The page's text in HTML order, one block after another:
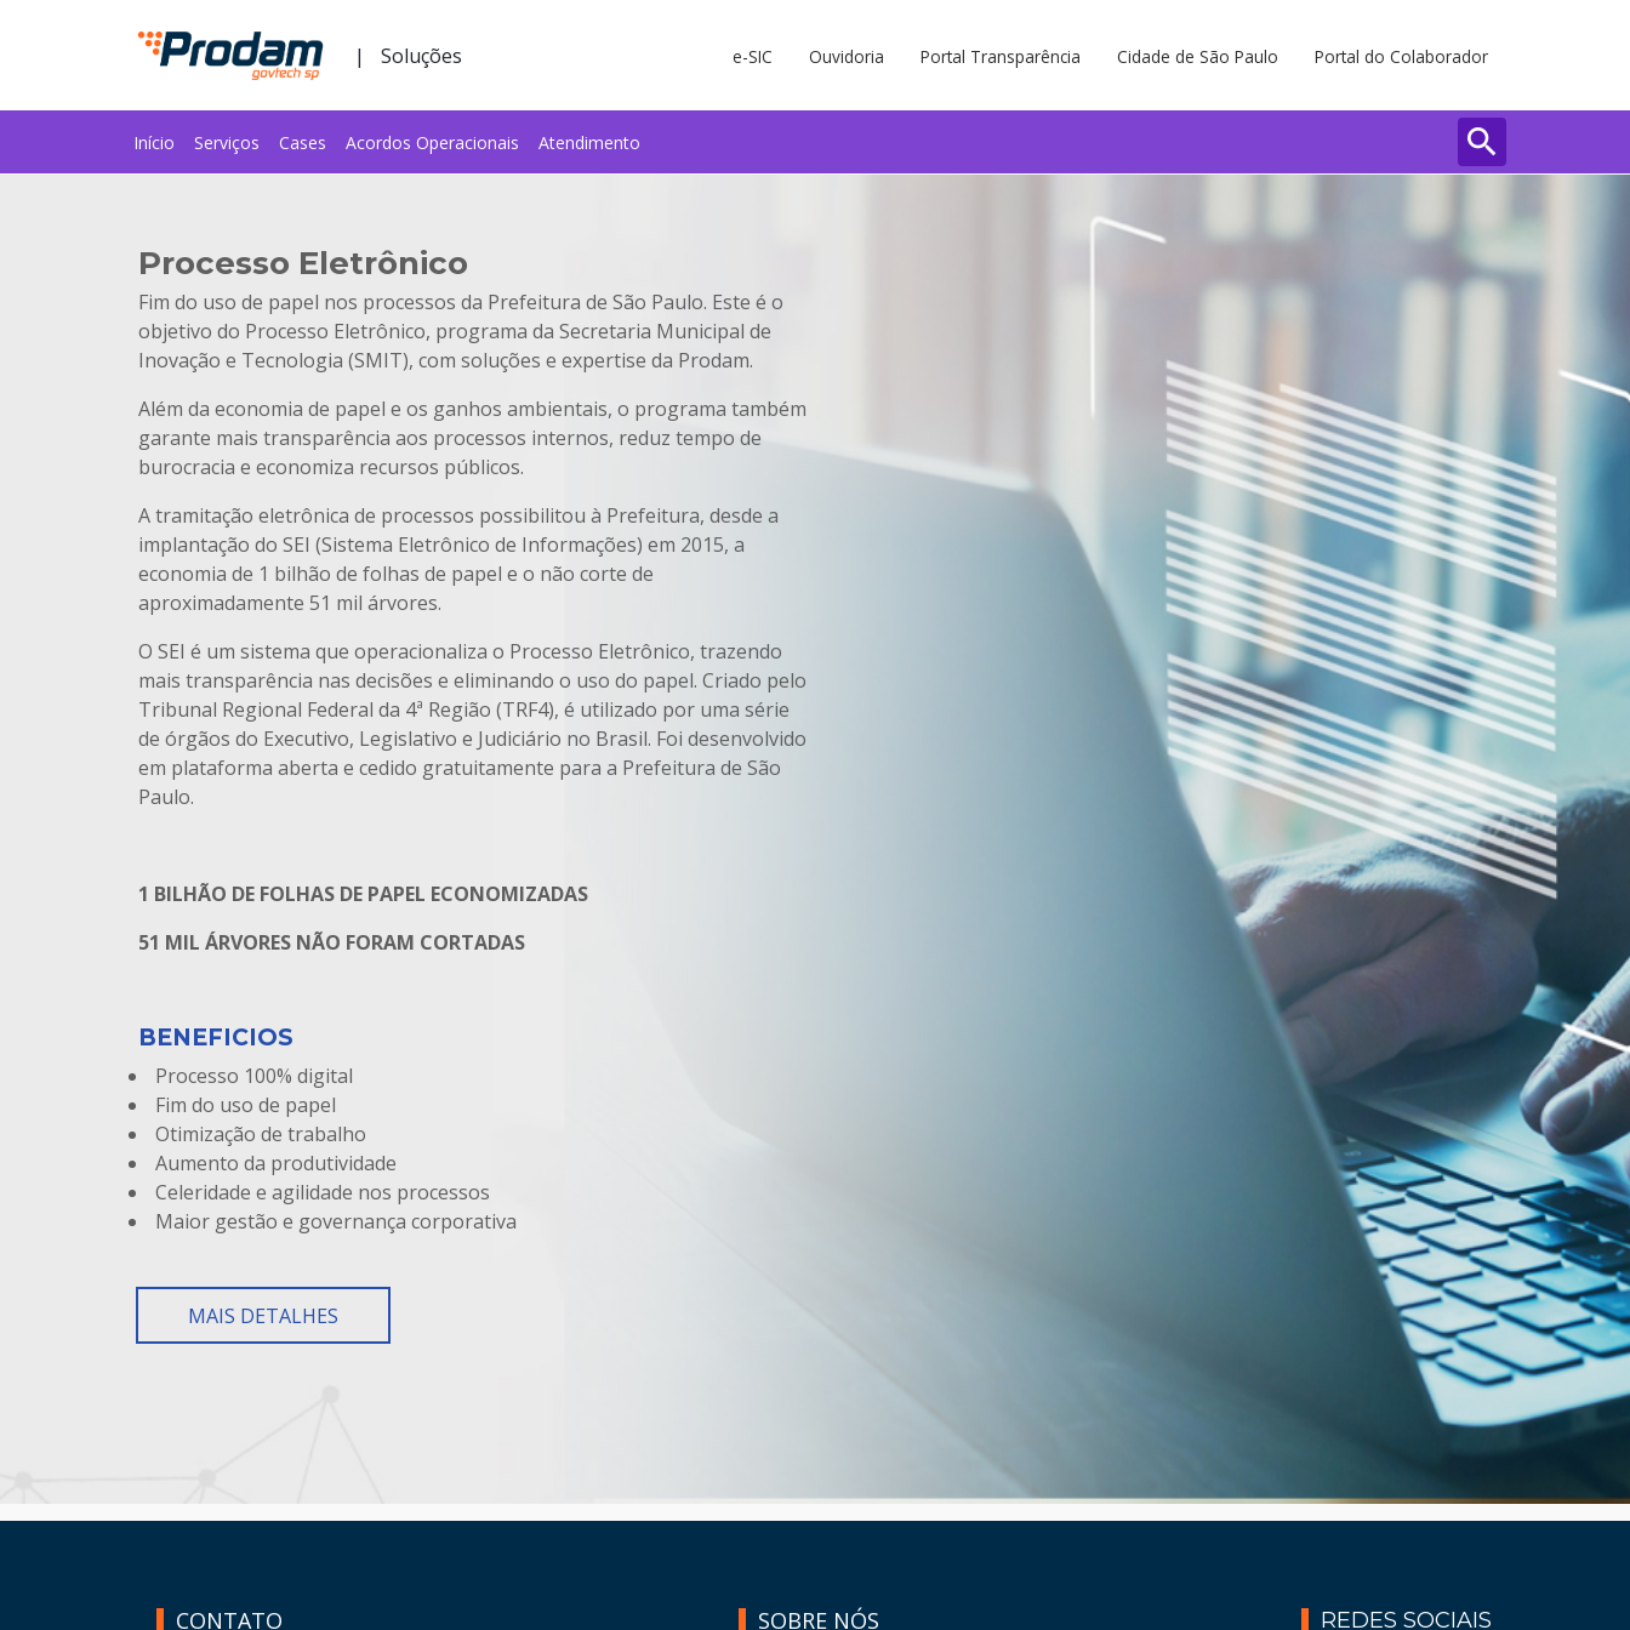
Pular para o Conteúdo principal
|
Soluções e-SIC Ouvidoria Portal Transparência Cidade de São Paulo Portal do Colaborador
Início Serviços Cases Acordos Operacionais Atendimento searchBuscar
Fechar
Processo Eletrônico
Fim do uso de papel nos processos da Prefeitura de São Paulo. Este é o
objetivo do Processo Eletrônico, programa da Secretaria Municipal de
Inovação e Tecnologia (SMIT), com soluções e expertise da Prodam.
Além da economia de papel e os ganhos ambientais, o programa também
garante mais transparência aos processos internos, reduz tempo de
burocracia e economiza recursos públicos.
A tramitação eletrônica de processos possibilitou à Prefeitura, desde a
implantação do SEI (Sistema Eletrônico de Informações) em 2015, a
economia de 1 bilhão de folhas de papel e o não corte de
aproximadamente 51 mil árvores.
O SEI é um sistema que operacionaliza o Processo Eletrônico, trazendo
mais transparência nas decisões e eliminando o uso do papel. Criado pelo
Tribunal Regional Federal da 4ª Região (TRF4), é utilizado por uma série
de órgãos do Executivo, Legislativo e Judiciário no Brasil. Foi desenvolvido
em plataforma aberta e cedido gratuitamente para a Prefeitura de São
Paulo.
1 BILHÃO DE FOLHAS DE PAPEL ECONOMIZADAS
51 MIL ÁRVORES NÃO FORAM CORTADAS
BENEFICIOS
Processo 100% digital
Fim do uso de papel
Otimização de trabalho
Aumento da produtividade
Celeridade e agilidade nos processos
Maior gestão e governança corporativa
MAIS DETALHES
CONTATO SOBRE NÓS REDES SOCIAIS